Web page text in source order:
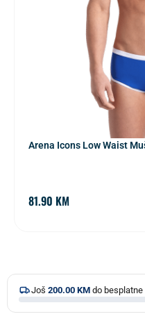
Arena Icons Low Waist
81.90 KM
Još 200.00 KM do